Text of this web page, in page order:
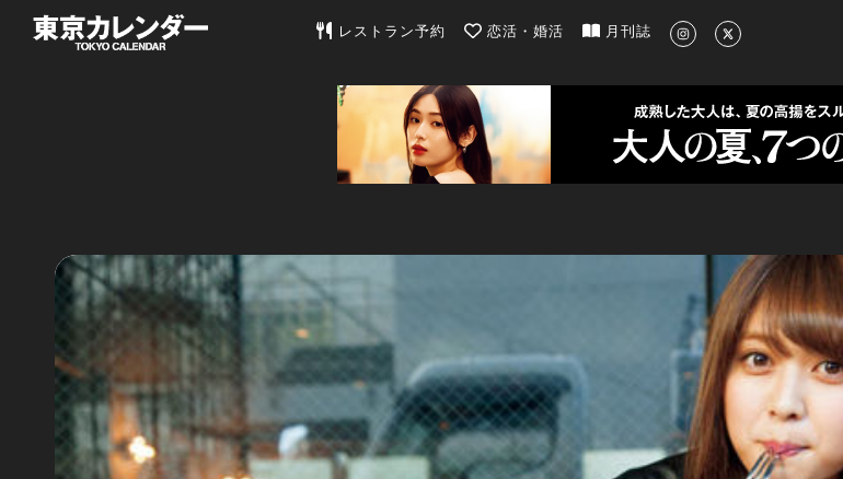
東京カレンダー | 最新のグルメ、洗練されたライフスタイル情報
レストラン予約 恋活・婚活 月刊誌